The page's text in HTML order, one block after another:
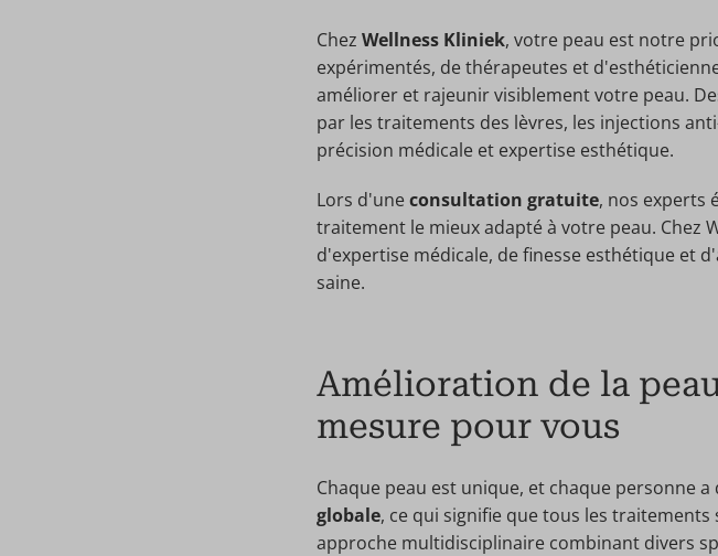
Chez Wellness Kliniek, votre peau est notre
expérimentés, de thérapeutes et
améliorer et rajeunir visiblement votre peau.
par les traitements des lèvres, les injections
précision médicale et expertise esthétique.
Lors d'uneconsultation gratuite, nos experts
traitement le mieux adapté à votre peau. Chez
d'expertise médicale, de finesse esthétique et
saine.
Amélioration de la
mesure pour vous
Chaque peau est unique, et chaque personne
globale, ce qui signifie que tous les
approche multidisciplinaire combinant divers